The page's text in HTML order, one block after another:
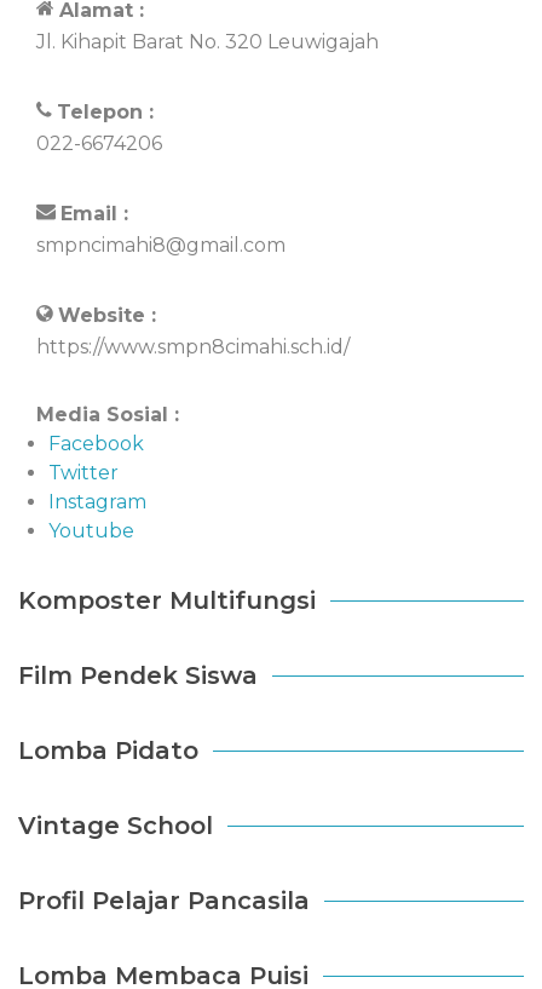
Alamat :
Jl. Kihapit Barat No. 320 Leuwigajah
Telepon :
022-6674206
Email :
smpncimahi8@gmail.com
Website :
https://www.smpn8cimahi.sch.id/
Media Sosial :
Facebook
Twitter
Instagram
Youtube
Komposter Multifungsi
Film Pendek Siswa
Lomba Pidato
Vintage School
Profil Pelajar Pancasila
Lomba Membaca Puisi